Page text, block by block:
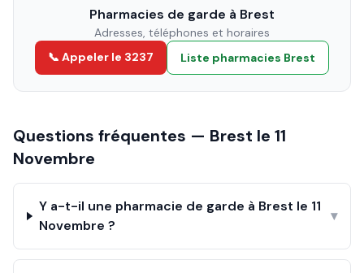
Pharmacies de garde à Brest
Adresses, téléphones et horaires
📞 Appeler le 3237
Liste pharmacies Brest
Questions fréquentes — Brest le 11
Novembre
Y a-t-il une pharmacie de garde à Brest le 11
Novembre ?
▾